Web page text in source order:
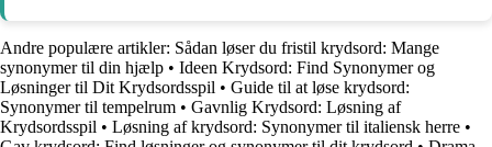
Andre populære artikler: Sådan løser du fristil krydsord: Mange
synonymer til din hjælp • Ideen Krydsord: Find Synonymer og
Løsninger til Dit Krydsordsspil • Guide til at løse krydsord:
Synonymer til tempelrum • Gavnlig Krydsord: Løsning af
Krydsordsspil • Løsning af krydsord: Synonymer til italiensk herre •